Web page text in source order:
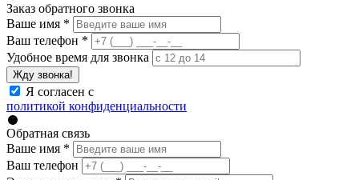
Заказ обратного звонка
Ваше имя *
Ваш телефон *
Удобное время для звонка
Жду звонка!
Я согласен с
политикой конфиденциальности
Обратная связь
Ваше имя *
Ваш телефон